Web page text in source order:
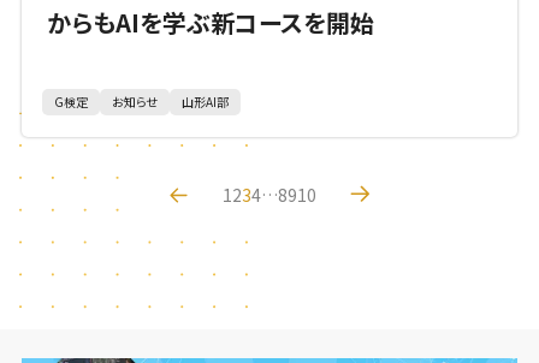
からもAIを学ぶ新コースを開始
G検定 お知らせ 山形AI部
1 234…8910